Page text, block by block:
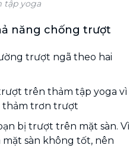
tập yoga
năng chống trượt
trượt ngã theo hai
trên thảm tập yoga vì
thảm trơn trượt
bị trượt trên mặt sàn. Vì
sàn không tốt, nên